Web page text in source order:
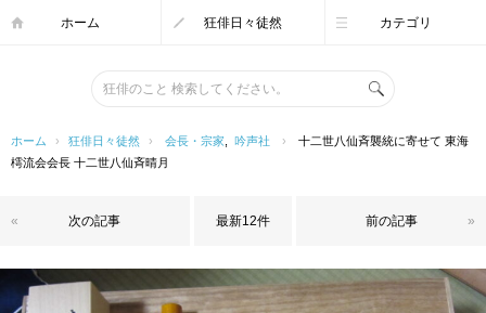
ホーム 狂俳日々徒然 カテゴリ
ホーム › 狂俳日々徒然 › 会長・宗家 吟声社 ›
十二世八仙斉襲統に寄せて 東海
樗流会会長 十二世八仙斉晴月
次の記事
« 最新12件 前の記事 »